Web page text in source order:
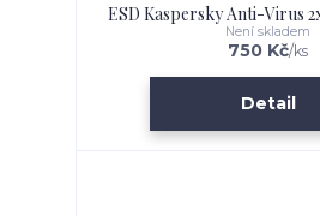
ESD Kaspersky Anti-Virus
750 Kč/ks
Není skladem
Detail